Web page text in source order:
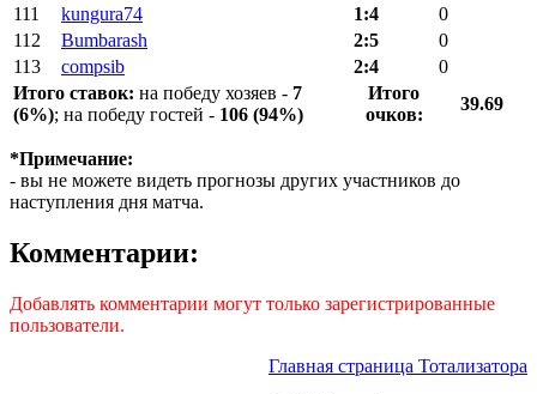
111
kungura74 1:4
0
112
Bumbarash 2:5
0
113
compsib 2:4
0
Итого ставок: на победу хозяев - 7
(6%); на победу гостей - 106 (94%)
Итого
очков:
39.69
*Примечание:
- вы не можете видеть прогнозы других участников до
наступления дня матча.
Комментарии:
Добавлять комментарии могут только зарегистрированные
пользователи.
Главная страница Тотализатора